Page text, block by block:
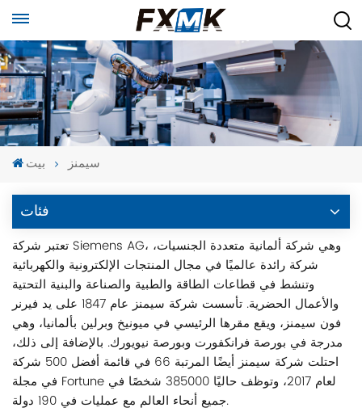
بيت سيمنز
فئات
تعتبر شركة Siemens AG، وهي شركة ألمانية متعددة الجنسيات،
شركة رائدة عالميًا في مجال المنتجات الإلكترونية والكهربائية
وتنشط في قطاعات الطاقة والطبية والصناعة والبنية التحتية
والأعمال الحضرية. تأسست شركة سيمنز عام 1847 على يد فيرنر
فون سيمنز، ويقع مقرها الرئيسي في ميونيخ وبرلين بألمانيا، وهي
مدرجة في بورصة فرانكفورت وبورصة نيويورك. بالإضافة إلى ذلك،
احتلت شركة سيمنز أيضًا المرتبة 66 في قائمة أفضل 500 شركة
في مجلة Fortune لعام 2017، وتوظف حاليًا 385000 شخصًا في
جميع أنحاء العالم مع عمليات في 190 دولة.